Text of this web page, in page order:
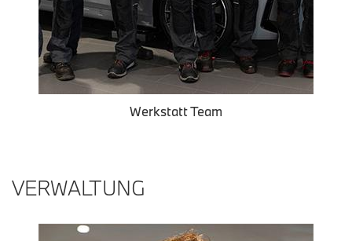
Werkstatt Team
VERWALTUNG